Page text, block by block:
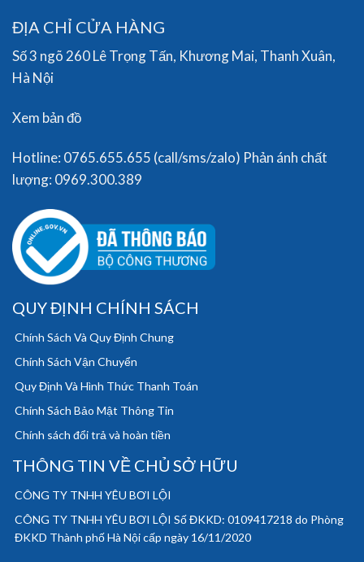
ĐỊA CHỈ CỬA HÀNG
Số 3 ngõ 260 Lê Trọng Tấn, Khương Mai, Thanh Xuân,
Hà Nội
Xem bản đồ
Hotline: 0765.655.655 (call/sms/zalo) Phản ánh chất
lượng: 0969.300.389
QUY ĐỊNH CHÍNH SÁCH
Chính Sách Và Quy Định Chung
Chính Sách Vận Chuyển
Quy Định Và Hình Thức Thanh Toán
Chính Sách Bảo Mật Thông Tin
Chính sách đổi trả và hoàn tiền
THÔNG TIN VỀ CHỦ SỞ HỮU
CÔNG TY TNHH YÊU BƠI LỘI
CÔNG TY TNHH YÊU BƠI LỘI Số ĐKKD: 0109417218 do Phòng
ĐKKD Thành phố Hà Nội cấp ngày 16/11/2020